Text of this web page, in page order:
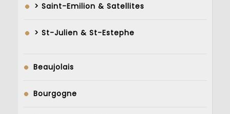
> Saint-Emilion & Satellites
> St-Julien & St-Estephe
Beaujolais
Bourgogne